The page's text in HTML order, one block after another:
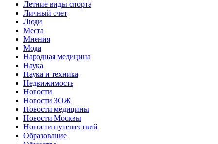
Летние виды спорта
Личный счет
Люди
Места
Мнения
Мода
Народная медицина
Наука
Наука и техника
Недвижимость
Новости
Новости ЗОЖ
Новости медицины
Новости Москвы
Новости путешествий
Образование